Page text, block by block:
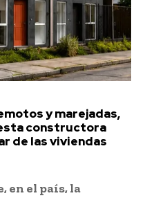
y marejadas,
constructora
de las viviendas
en el país, la